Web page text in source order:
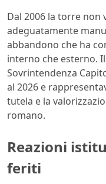
Dal 2006 la torre non
adeguatamente
abbandono che ha
interno che esterno.
Sovrintendenza
al 2026 e
tutela e la
romano.
Reazioni
feriti